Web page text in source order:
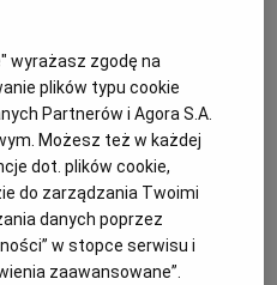
O JĘZYKU
FM
karkówki
KARKÓWKA
wyrażasz zgodę na
plików typu cookie
Partnerów i Agora S.A.
Możesz też w każdej
dot. plików cookie,
do zarządzania Twoimi
danych poprzez
w stopce serwisu i
zaawansowane”.